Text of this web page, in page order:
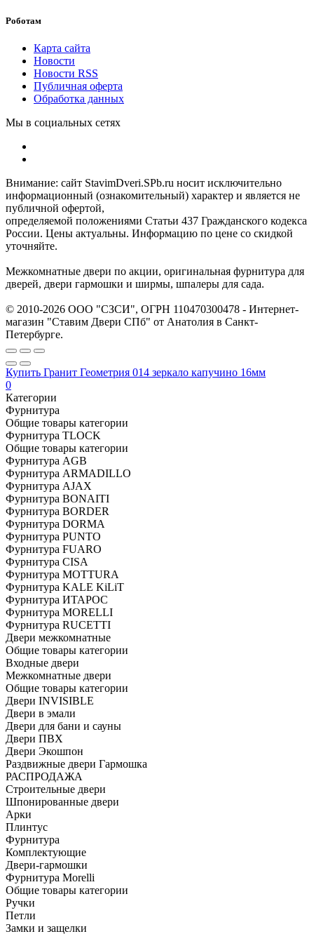
Роботам
Карта сайта
Новости
Новости RSS
Публичная оферта
Обработка данных
Мы в социальных сетях
Внимание: сайт StavimDveri.SPb.ru носит исключительно
информационный (ознакомительный) характер и является не
публичной офертой,
определяемой положениями Статьи 437 Гражданского кодекса
России. Цены актуальны. Информацию по цене со скидкой
уточняйте.
Межкомнатные двери по акции, оригинальная фурнитура для
дверей, двери гармошки и ширмы, шпалеры для сада.
© 2010-2026 ООО "СЗСИ", ОГРН 110470300478 - Интернет-
магазин "Ставим Двери СПб" от Анатолия в Санкт-
Петербурге.
Купить Гранит Геометрия 014 зеркало капучино 16мм
0
Категории
Фурнитура
Общие товары категории
Фурнитура TLOCK
Общие товары категории
Фурнитура AGB
Фурнитура ARMADILLO
Фурнитура AJAX
Фурнитура BONAITI
Фурнитура BORDER
Фурнитура DORMA
Фурнитура PUNTO
Фурнитура FUARO
Фурнитура CISA
Фурнитура MOTTURA
Фурнитура KALE KiLiT
Фурнитура ИТАРОС
Фурнитура MORELLI
Фурнитура RUCETTI
Двери межкомнатные
Общие товары категории
Входные двери
Межкомнатные двери
Общие товары категории
Двери INVISIBLE
Двери в эмали
Двери для бани и сауны
Двери ПВХ
Двери Экошпон
Раздвижные двери Гармошка
РАСПРОДАЖА
Строительные двери
Шпонированные двери
Арки
Плинтус
Фурнитура
Комплектующие
Двери-гармошки
Фурнитура Morelli
Общие товары категории
Ручки
Петли
Замки и защелки